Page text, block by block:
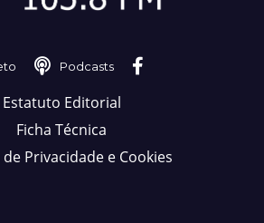
Podcasts
Estatuto Editorial
Ficha Técnica
Privacidade e Cookies